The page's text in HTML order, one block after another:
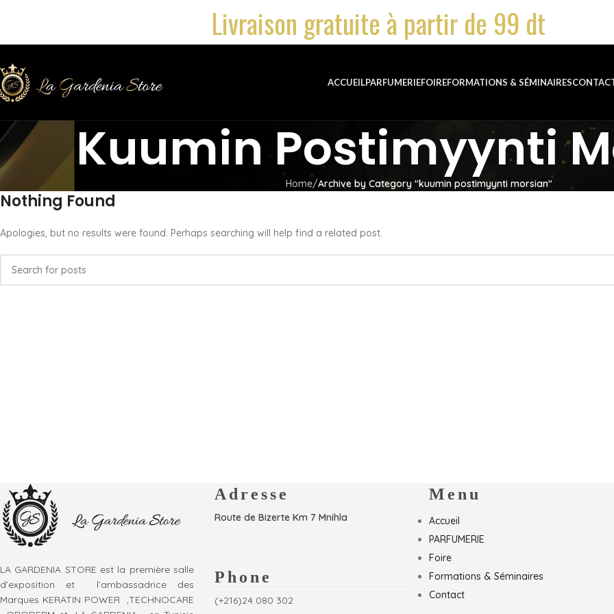
Livraison gratuite à partir de 99 dt
ACCUEILPARFUMERIEFOIREFORMATIONS & SÉMINAIRES
Kuumin Postimyynti
Home Archive by Category "kuumin postimyynti morsian"
Nothing Found
Apologies, but no results were found. Perhaps searching will help find a related post.
LA GARDENIA STORE est la première salle
d’exposition et l’ambassadrice des
Marques KERATIN POWER ,TECHNOCARE
Adresse
Route de Bizerte Km 7 Mnihla
Phone
(+216)24 080 302
Menu
Accueil
PARFUMERIE
Foire
Formations & Séminaires
Contact